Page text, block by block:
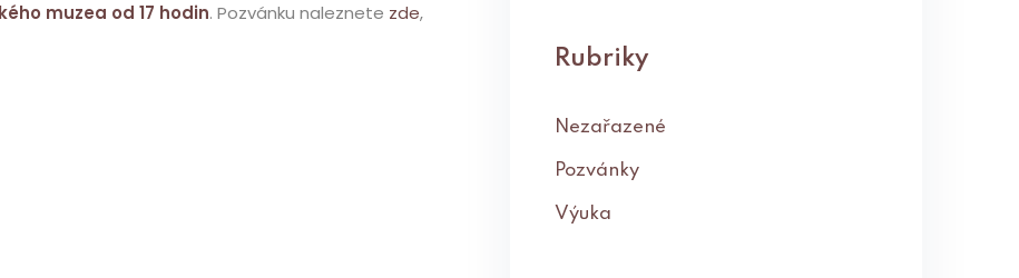
muzea od 17 hodin. Pozvánku naleznete zde,
Rubriky
Nezařazené
Pozvánky
Výuka